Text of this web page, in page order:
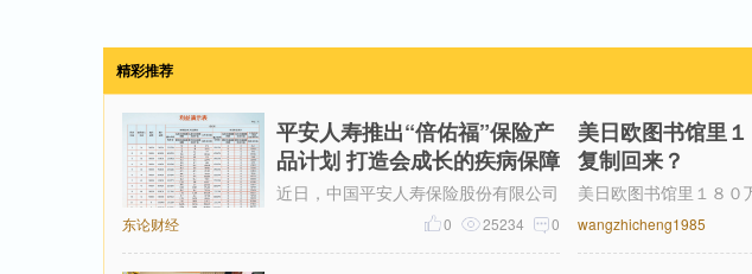
精彩推荐
平安人寿推出“倍佑福”保险产
品计划 打造会成长的疾病保障
近日，中国平安人寿保险股份有限公司
（下称“平安人寿”）推出“倍佑福”保险
产品计划（以下简称“倍佑福”
东论财经 0
25234
0
美日欧图书馆里
复制回来？
美日欧图书馆里１８０
些书的价值绝对有兆亿
wangzhicheng1985